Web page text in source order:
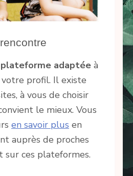
plateforme adaptée à
votre profil. Il existe
à vous de choisir
le mieux. Vous
en savoir plus en
auprès de proches
sur ces plateformes.